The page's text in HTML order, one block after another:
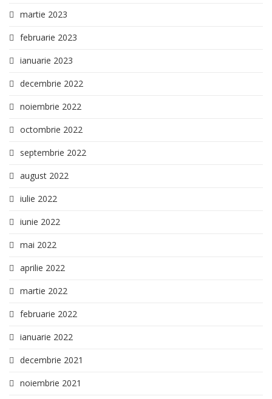
martie 2023
februarie 2023
ianuarie 2023
decembrie 2022
noiembrie 2022
octombrie 2022
septembrie 2022
august 2022
iulie 2022
iunie 2022
mai 2022
aprilie 2022
martie 2022
februarie 2022
ianuarie 2022
decembrie 2021
noiembrie 2021